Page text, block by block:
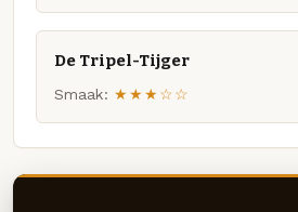
De Tripel-Tijger
Smaak: ★★★☆☆